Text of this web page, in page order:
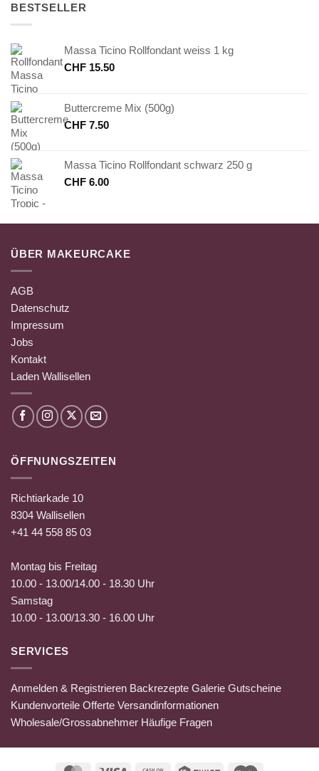
BESTSELLER
Massa Ticino Rollfondant weiss 1 kg
CHF 15.50
Buttercreme Mix (500g)
CHF 7.50
Massa Ticino Rollfondant schwarz 250 g
CHF 6.00
ÜBER MAKEURCAKE
AGB
Datenschutz
Impressum
Jobs
Kontakt
Laden Wallisellen
ÖFFNUNGSZEITEN
Richtiarkade 10
8304 Wallisellen
+41 44 558 85 03
Montag bis Freitag
10.00 - 13.00/14.00 - 18.30 Uhr
Samstag
10.00 - 13.00/13.30 - 16.00 Uhr
SERVICES
Anmelden & Registrieren Backrezepte Galerie Gutscheine
Kundenvorteile Offerte Versandinformationen
Wholesale/Grossabnehmer Häufige Fragen